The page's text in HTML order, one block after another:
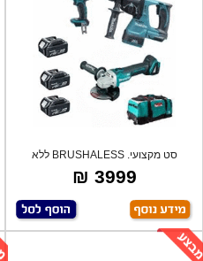
סט מקצועי. BRUSHALESS ללא
פחמים! 3 סול
3999 ₪